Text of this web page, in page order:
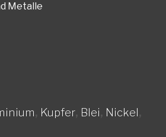
Metalle
, Kupfer, Blei, Nickel,